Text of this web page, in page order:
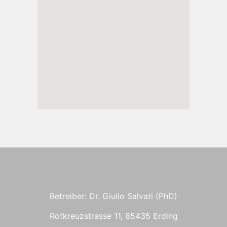
Betreiber: Dr. Giulio Salvati (PhD)
Rotkreuzstrasse 11, 85435 Erding